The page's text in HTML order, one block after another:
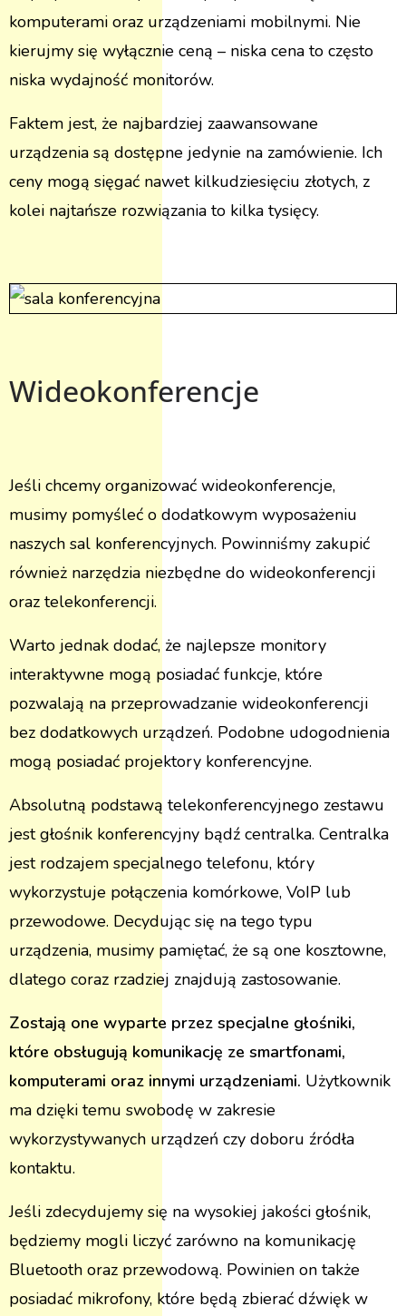
komputerami oraz urządzeniami mobilnymi. Nie
kierujmy się wyłącznie ceną – niska cena to często
niska wydajność monitorów.
Faktem jest, że najbardziej zaawansowane
urządzenia są dostępne jedynie na zamówienie. Ich
ceny mogą sięgać nawet kilkudziesięciu złotych, z
kolei najtańsze rozwiązania to kilka tysięcy.
Wideokonferencje
Jeśli chcemy organizować wideokonferencje,
musimy pomyśleć o dodatkowym wyposażeniu
naszych sal konferencyjnych. Powinniśmy zakupić
również narzędzia niezbędne do wideokonferencji
oraz telekonferencji.
Warto jednak dodać, że najlepsze monitory
interaktywne mogą posiadać funkcje, które
pozwalają na przeprowadzanie wideokonferencji
bez dodatkowych urządzeń. Podobne udogodnienia
mogą posiadać projektory konferencyjne.
Absolutną podstawą telekonferencyjnego zestawu
jest głośnik konferencyjny bądź centralka. Centralka
jest rodzajem specjalnego telefonu, który
wykorzystuje połączenia komórkowe, VoIP lub
przewodowe. Decydując się na tego typu
urządzenia, musimy pamiętać, że są one kosztowne,
dlatego coraz rzadziej znajdują zastosowanie.
Zostają one wyparte przez specjalne głośniki,
które obsługują komunikację ze smartfonami,
komputerami oraz innymi urządzeniami. Użytkownik
ma dzięki temu swobodę w zakresie
wykorzystywanych urządzeń czy doboru źródła
kontaktu.
Jeśli zdecydujemy się na wysokiej jakości głośnik,
będziemy mogli liczyć zarówno na komunikację
Bluetooth oraz przewodową. Powinien on także
posiadać mikrofony, które będą zbierać dźwięk w